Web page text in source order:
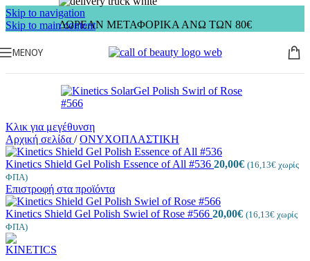
Skip to navigation
Skip to main contentΔΩΡΕΑΝ ΜΕΤΑΦΟΡΙΚΑ ΑΝΩ ΤΩΝ 80€
ΜΕΝΟΎ
Κλικ για μεγέθυνση
Αρχική σελίδα / ΟΝΥΧΟΠΛΑΣΤΙΚΗ
Kinetics Shield Gel Polish Essence of All #536 20,00€ (16,13€ χωρίς
ΦΠΑ)
Επιστροφή στα προϊόντα
Kinetics Shield Gel Polish Swiel of Rose #566 20,00€ (16,13€ χωρίς
ΦΠΑ)